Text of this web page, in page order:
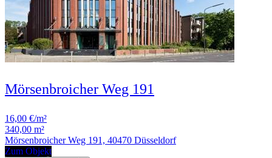
Mörsenbroicher Weg 191
16,00 €/m²
340,00 m²
Mörsenbroicher Weg 191, 40470 Düsseldorf
Zum Objekt